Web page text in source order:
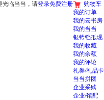
光临当当，请登录免费注册
购物车
我的订单
我的云书房
我的当当
银铃铛抵现
我的收藏
我的余额
我的评论
礼券/礼品卡
当当拼团
企业采购
企业/馆配